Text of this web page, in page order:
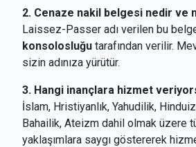
2. Cenaze nakil belgesi nedir ve
Laissez-Passer adı verilen bu
konsolosluğu tarafından verilir.
sizin adınıza yürütür.
3. Hangi inançlara hizmet
İslam, Hristiyanlık, Yahudilik,
Bahailik, Ateizm dahil olmak üzere
yaklaşımlara saygı göstererek